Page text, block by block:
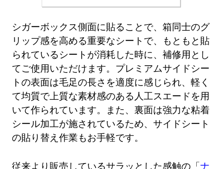
シガーボックス側面に貼ることで、箱同士のグ
リップ感を高める重要なシートで、もともと貼
られているシートが消耗した時に、補修用とし
てご使用いただけます。プレミアムサイドシー
トの表面は毛足の長さを適度に感じられ、軽く
て均質で上質な素材感のある人工スエードを用
いて作られています。また、裏面は強力な粘着
シール加工が施されているため、サイドシート
の貼り替え作業もお手軽です。
従来より販売しているサラッとした感触の「ナ